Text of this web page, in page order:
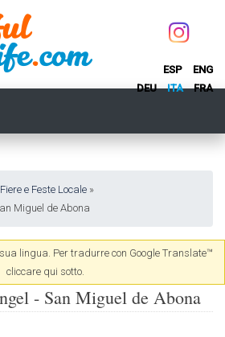
ESP
ENG
DEU
ITA FRA
Fiere e Feste Locale »
Miguel de Abona
lingua. Per tradurre con Google Translate™
cliccare qui sotto.
- San Miguel de Abona